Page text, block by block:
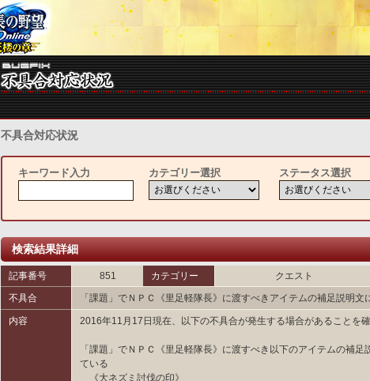
不具合対応状況
キーワード入力 カテゴリー選択 ステータス選択
検索結果詳細
記事番号 851 カテゴリー クエスト
不具合
「課題」でＮＰＣ《里足軽隊長》に渡すべきアイテムの補足説明文
内容 2016年11月17日現在、以下の不具合が発生する場合があることを
「課題」でＮＰＣ《里足軽隊長》に渡すべき以下のアイテムの補
ている
《大ネズミ討伐の印》